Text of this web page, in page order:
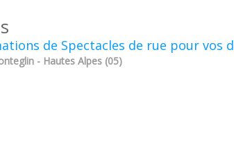
de Spectacles de rue pour vos
- Hautes Alpes (05)